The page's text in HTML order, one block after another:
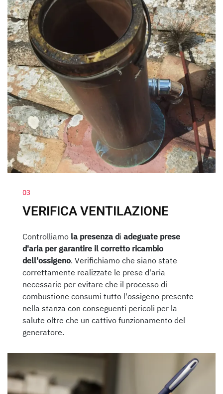
03
VERIFICA VENTILAZIONE
Controlliamo la presenza di adeguate prese
d'aria per garantire il corretto ricambio
dell'ossigeno. Verifichiamo che siano state
correttamente realizzate le prese d'aria
necessarie per evitare che il processo di
combustione consumi tutto l'ossigeno presente
nella stanza con conseguenti pericoli per la
salute oltre che un cattivo funzionamento del
generatore.